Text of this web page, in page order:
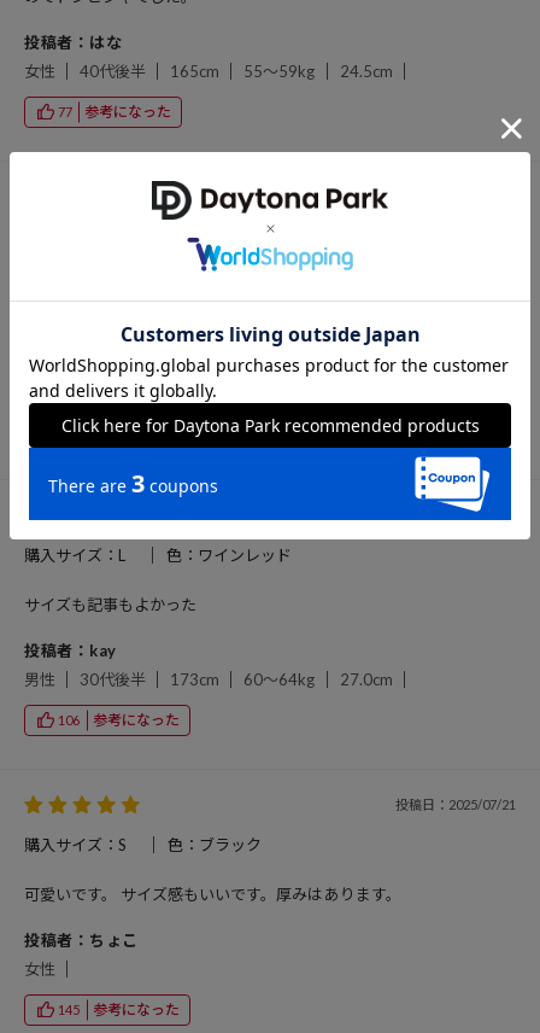
投稿者：はな
女性
40代後半 165cm 55～59kg 24.5cm
77 参考になった
色：ベージュ
投稿者：mawr
男性
50代前半 173cm
81 参考になった
投稿日：2025/09/20
購入サイズ：L 色：ワインレッド
サイズも記事もよかった
投稿者：kay
男性
30代後半 173cm 60～64kg 27.0cm
106 参考になった
投稿日：2025/07/21
購入サイズ：S 色：ブラック
可愛いです。 サイズ感もいいです。厚みはあります。
投稿者：ちょこ
女性
145 参考になった